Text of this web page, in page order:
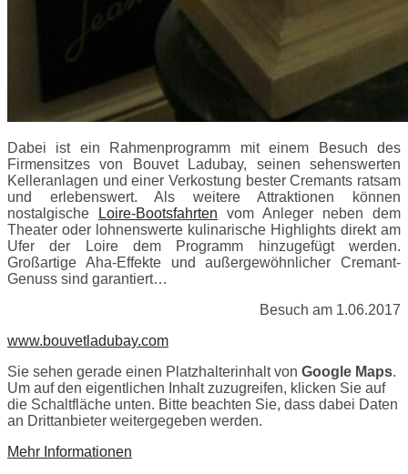
Dabei ist ein Rahmenprogramm mit einem Besuch des
Firmensitzes von Bouvet Ladubay, seinen sehenswerten
Kelleranlagen und einer Verkostung bester Cremants ratsam
und erlebenswert. Als weitere Attraktionen können
nostalgische
Loire-Bootsfahrten vom Anleger neben dem
Theater oder lohnenswerte kulinarische Highlights direkt am
Ufer der Loire dem Programm hinzugefügt werden.
Großartige Aha-Effekte und außergewöhnlicher Cremant-
Genuss sind garantiert…
Besuch am 1.06.2017
www.bouvetladubay.com
Sie sehen gerade einen Platzhalterinhalt von Google Maps.
Um auf den eigentlichen Inhalt zuzugreifen, klicken Sie auf
die Schaltfläche unten. Bitte beachten Sie, dass dabei Daten
an Drittanbieter weitergegeben werden.
Mehr Informationen